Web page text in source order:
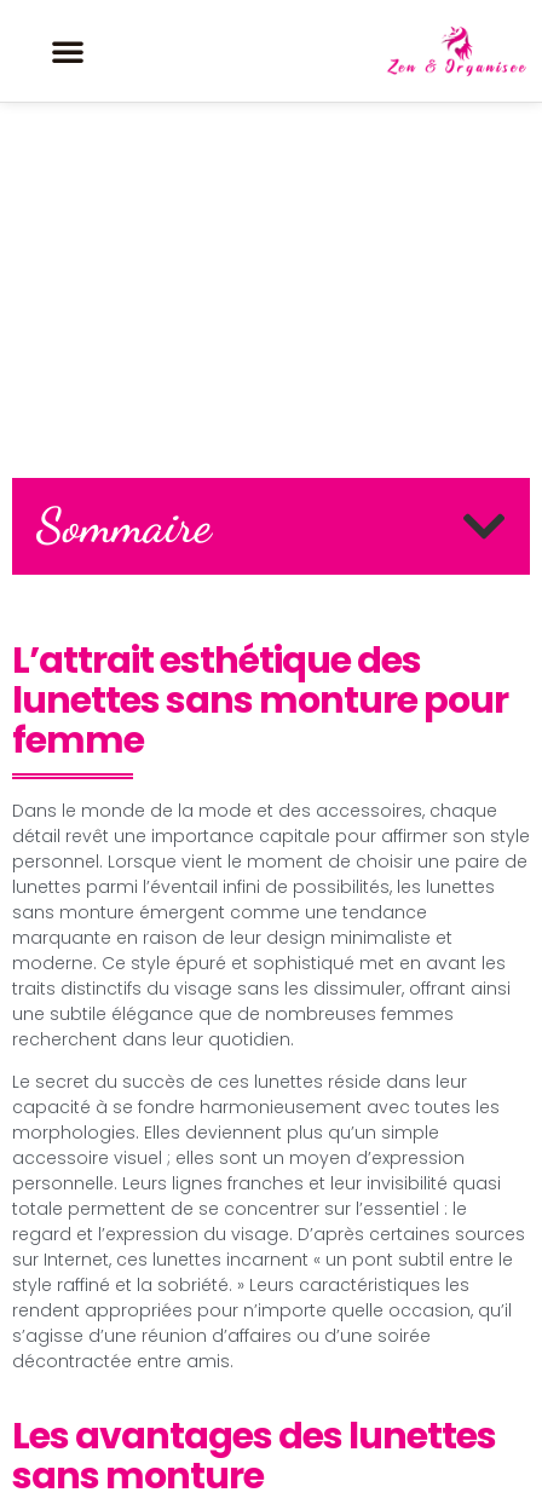
Sommaire
L’attrait esthétique des
lunettes sans monture pour
femme
Dans le monde de la mode et des accessoires, chaque
détail revêt une importance capitale pour affirmer son style
personnel. Lorsque vient le moment de choisir une paire de
lunettes parmi l’éventail infini de possibilités, les lunettes
sans monture émergent comme une tendance
marquante en raison de leur design minimaliste et
moderne. Ce style épuré et sophistiqué met en avant les
traits distinctifs du visage sans les dissimuler, offrant ainsi
une subtile élégance que de nombreuses femmes
recherchent dans leur quotidien.
Le secret du succès de ces lunettes réside dans leur
capacité à se fondre harmonieusement avec toutes les
morphologies. Elles deviennent plus qu’un simple
accessoire visuel ; elles sont un moyen d’expression
personnelle. Leurs lignes franches et leur invisibilité quasi
totale permettent de se concentrer sur l’essentiel : le
regard et l’expression du visage. D’après certaines sources
sur Internet, ces lunettes incarnent « un pont subtil entre le
style raffiné et la sobriété. » Leurs caractéristiques les
rendent appropriées pour n’importe quelle occasion, qu’il
s’agisse d’une réunion d’affaires ou d’une soirée
décontractée entre amis.
Les avantages des lunettes
sans monture